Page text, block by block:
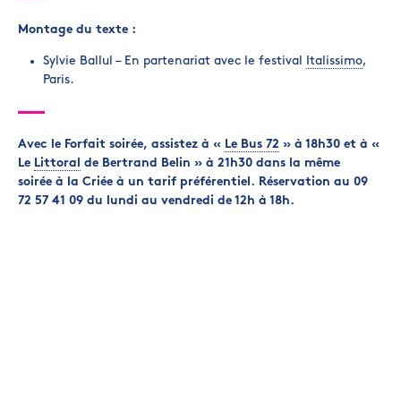
Montage du texte :
Sylvie Ballul – En partenariat avec le festival Italissimo,
Paris.
Avec le Forfait soirée, assistez à « Le Bus 72 » à 18h30 et à «
Le Littoral de Bertrand Belin » à 21h30 dans la même
soirée à la Criée à un tarif préférentiel. Réservation au 09
72 57 41 09 du lundi au vendredi de 12h à 18h.